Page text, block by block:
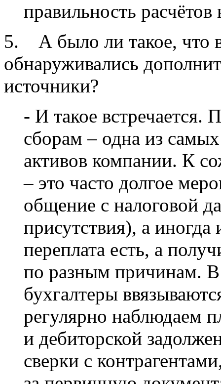
правильность
5. А было ли такое, что в
обнаруживались
источники?
- И такое встречается.
сборам – одна из
активов компании. К
– это часто долгое
общение с налоговой
присутствия), а
переплата есть, а
по разным причинам. В
бухгалтеры
регулярно наблюдаем
и дебиторской
сверки с